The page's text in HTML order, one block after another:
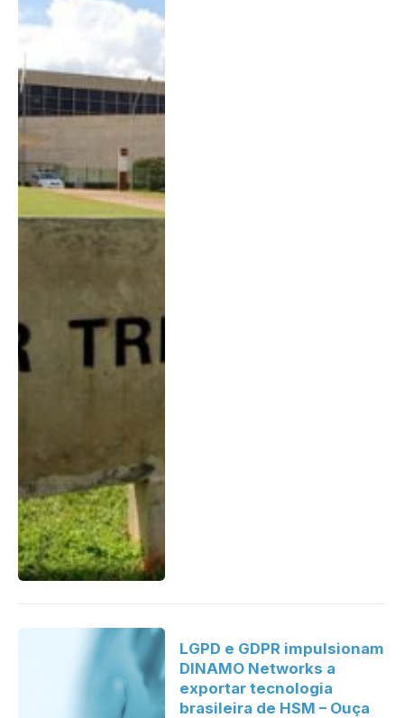
LGPD e GDPR impulsionam
DINAMO Networks a
exportar tecnologia
brasileira de HSM – Ouça